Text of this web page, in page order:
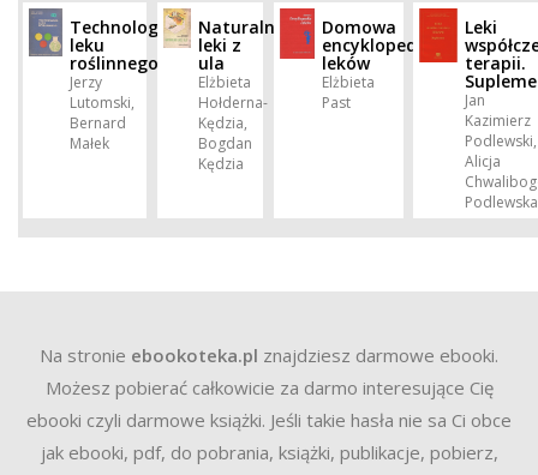
Technologia
leku
roślinnego
Jerzy
Lutomski,
Bernard
Małek
Naturalne
leki z
ula
Elżbieta
Hołderna-
Kędzia,
Bogdan
Kędzia
Domowa
encyklopedia
leków
Elżbieta
Past
Leki
terapii.
Jan
Kazimierz
Podlewski,
Alicja
Podlewska
Na stronie ebookoteka.pl znajdziesz darmowe ebooki.
Możesz pobierać całkowicie za darmo interesujące Cię
ebooki czyli darmowe książki. Jeśli takie hasła nie sa Ci obce
jak ebooki, pdf, do pobrania, książki, publikacje, pobierz,